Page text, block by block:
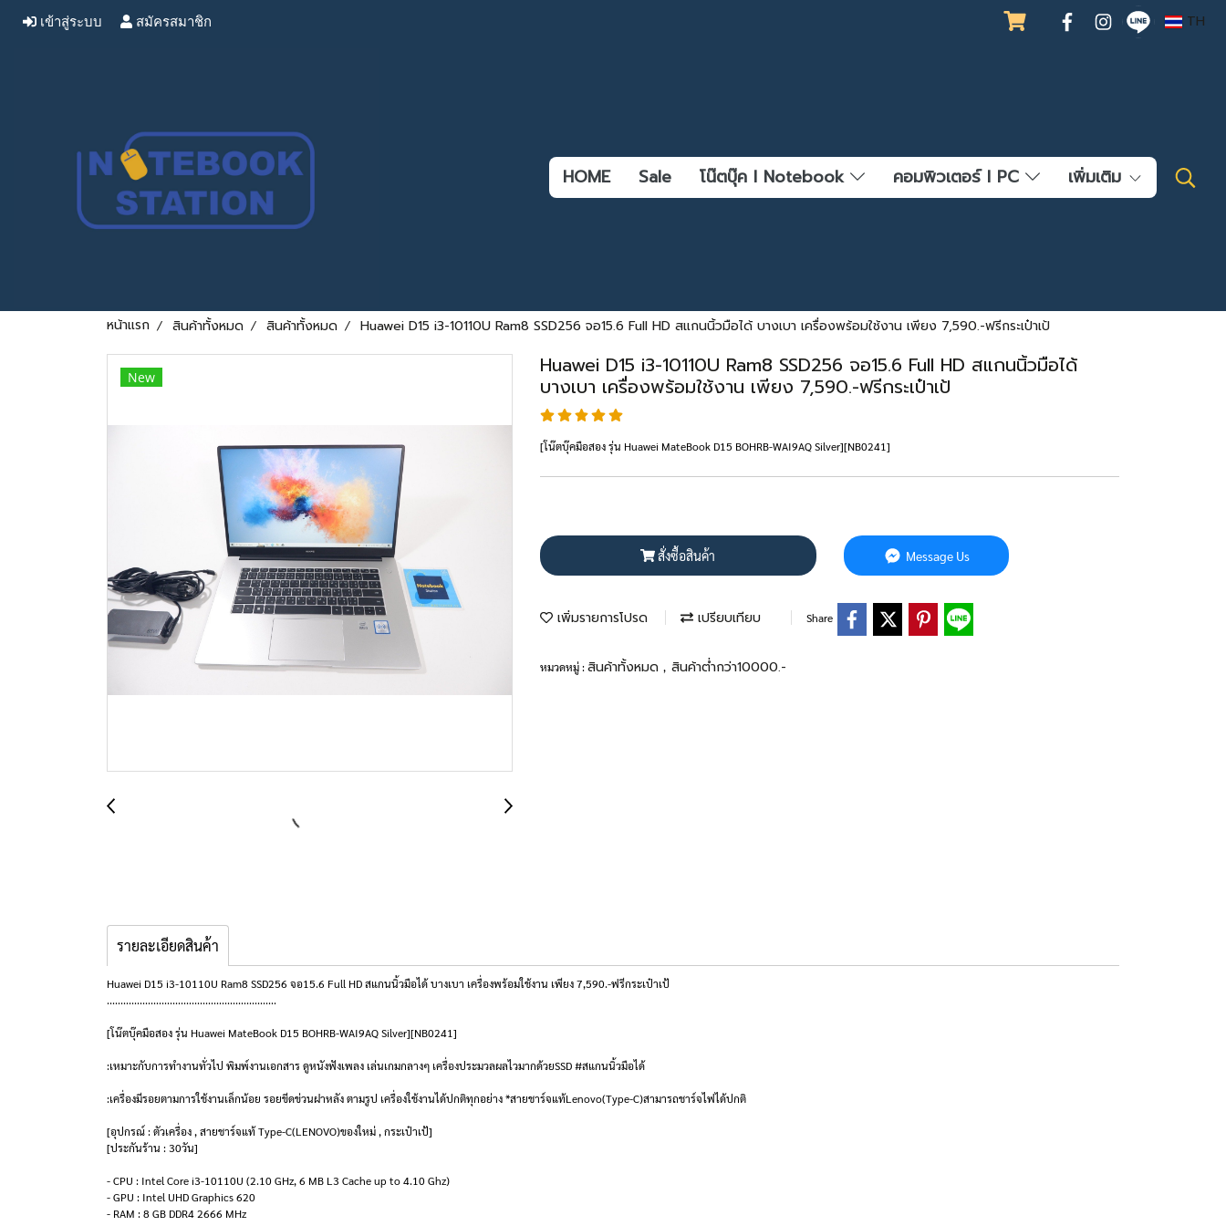
เข้าสู่ระบบ สมัครสมาชิก TH
HOME Sale โน๊ตบุ๊ค l Notebook คอมพิวเตอร์ l PC เพิ่มเติม
หน้าแรก สินค้าทั้งหมด สินค้าทั้งหมด Huawei D15 i3-10110U Ram8 SSD256 จอ15.6 Full HD สแกนนิ้วมือได้ บางเบา เครื่องพร้อมใช้งาน เพียง 7,590.-ฟรีกระเป๋าเป้
New
Huawei D15 i3-10110U Ram8 SSD256 จอ15.6 Full HD สแกนนิ้วมือได้
บางเบา เครื่องพร้อมใช้งาน เพียง 7,590.-ฟรีกระเป๋าเป้
[โน๊ตบุ๊คมือสอง รุ่น Huawei MateBook D15 BOHRB-WAI9AQ Silver][NB0241]
สั่งซื้อสินค้า Message Us
เพิ่มรายการโปรด เปรียบเทียบ Share
หมวดหมู่ :สินค้าทั้งหมด , สินค้าต่ำกว่า10000.-
รายละเอียดสินค้า
Huawei D15 i3-10110U Ram8 SSD256 จอ15.6 Full HD สแกนนิ้วมือได้ บางเบา เครื่องพร้อมใช้งาน เพียง 7,590.-ฟรีกระเป๋าเป้
..............................................................
[โน๊ตบุ๊คมือสอง รุ่น Huawei MateBook D15 BOHRB-WAI9AQ Silver][NB0241]
:เหมาะกับการทำงานทั่วไป พิมพ์งานเอกสาร ดูหนังฟังเพลง เล่นเกมกลางๆ เครื่องประมวลผลไวมากด้วยSSD #สแกนนิ้วมือได้
:เครื่องมีรอยตามการใช้งานเล็กน้อย รอยขีดข่วนฝาหลัง ตามรูป เครื่องใช้งานได้ปกติทุกอย่าง *สายชาร์จแท้Lenovo(Type-C)สามารถชาร์จไฟได้ปกติ
[อุปกรณ์ : ตัวเครื่อง , สายชาร์จแท้ Type-C(LENOVO)ของใหม่ , กระเป๋าเป้]
[ประกันร้าน : 30วัน]
- CPU : Intel Core i3-10110U (2.10 GHz, 6 MB L3 Cache up to 4.10 Ghz)
- GPU : Intel UHD Graphics 620
- RAM : 8 GB DDR4 2666 MHz